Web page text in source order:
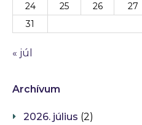
24
25 26 27
31
« júl
Archívum
2026. július (2)